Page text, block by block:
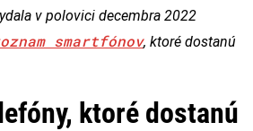
v polovici decembra 2022
smartfónov, ktoré dostanú
ktoré dostanú